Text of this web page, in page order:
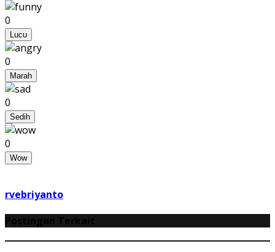
0
Lucu
0
Marah
0
Sedih
0
Wow
rvebriyanto